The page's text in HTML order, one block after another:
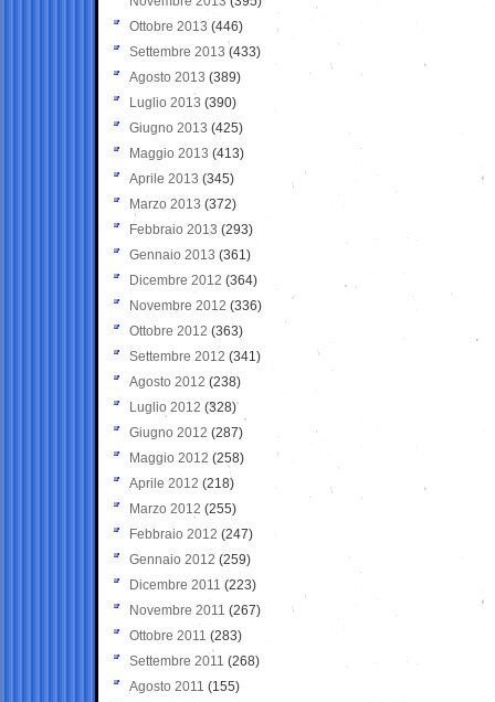
Ottobre 2013 (446)
Settembre 2013 (433)
Agosto 2013 (389)
Luglio 2013 (390)
Giugno 2013 (425)
Maggio 2013 (413)
Aprile 2013 (345)
Marzo 2013 (372)
Febbraio 2013 (293)
Gennaio 2013 (361)
Dicembre 2012 (364)
Novembre 2012 (336)
Ottobre 2012 (363)
Settembre 2012 (341)
Agosto 2012 (238)
Luglio 2012 (328)
Giugno 2012 (287)
Maggio 2012 (258)
Aprile 2012 (218)
Marzo 2012 (255)
Febbraio 2012 (247)
Gennaio 2012 (259)
Dicembre 2011 (223)
Novembre 2011 (267)
Ottobre 2011 (283)
Settembre 2011 (268)
Agosto 2011 (155)